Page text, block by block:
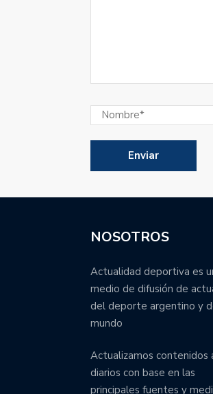
NOSOTROS
Actualidad deportiva es
medio de difusión de
del deporte argentino y
mundo
Actualizamos contenidos
diarios con base en las
principales fuentes y